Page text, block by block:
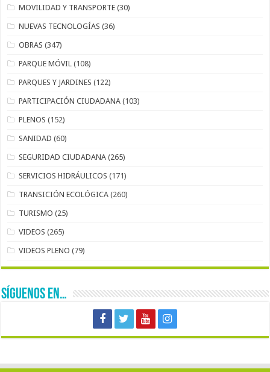
MOVILIDAD Y TRANSPORTE (30)
NUEVAS TECNOLOGÍAS (36)
OBRAS (347)
PARQUE MÓVIL (108)
PARQUES Y JARDINES (122)
PARTICIPACIÓN CIUDADANA (103)
PLENOS (152)
SANIDAD (60)
SEGURIDAD CIUDADANA (265)
SERVICIOS HIDRÁULICOS (171)
TRANSICIÓN ECOLÓGICA (260)
TURISMO (25)
VIDEOS (265)
VIDEOS PLENO (79)
SÍGUENOS EN…